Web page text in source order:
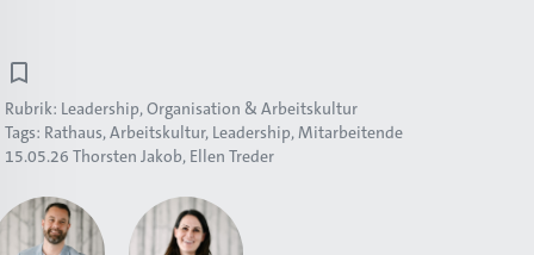
Rubrik: Leadership, Organisation & Arbeitskultur
Tags: Rathaus Arbeitskultur Leadership Mitarbeitende
15.05.26 Thorsten Jakob Ellen Treder